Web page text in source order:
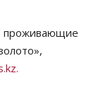
проживающие